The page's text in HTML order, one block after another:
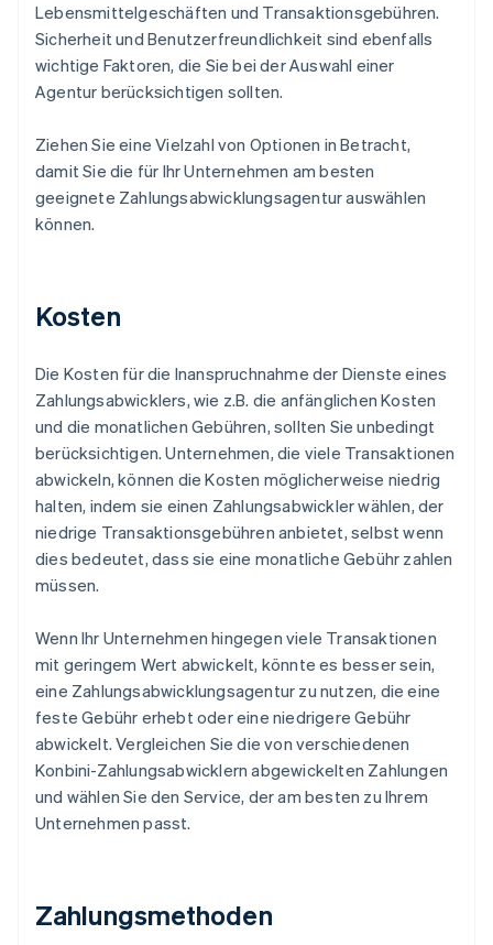
Lebensmittelgeschäften und Transaktionsgebühren.
Sicherheit und Benutzerfreundlichkeit sind ebenfalls
wichtige Faktoren, die Sie bei der Auswahl einer
Agentur berücksichtigen sollten.
Ziehen Sie eine Vielzahl von Optionen in Betracht,
damit Sie die für Ihr Unternehmen am besten
geeignete Zahlungsabwicklungsagentur auswählen
können.
Kosten
Die Kosten für die Inanspruchnahme der Dienste eines
Zahlungsabwicklers, wie z.B. die anfänglichen Kosten
und die monatlichen Gebühren, sollten Sie unbedingt
berücksichtigen. Unternehmen, die viele Transaktionen
abwickeln, können die Kosten möglicherweise niedrig
halten, indem sie einen Zahlungsabwickler wählen, der
niedrige Transaktionsgebühren anbietet, selbst wenn
dies bedeutet, dass sie eine monatliche Gebühr zahlen
müssen.
Wenn Ihr Unternehmen hingegen viele Transaktionen
mit geringem Wert abwickelt, könnte es besser sein,
eine Zahlungsabwicklungsagentur zu nutzen, die eine
feste Gebühr erhebt oder eine niedrigere Gebühr
abwickelt. Vergleichen Sie die von verschiedenen
Konbini-Zahlungsabwicklern abgewickelten Zahlungen
und wählen Sie den Service, der am besten zu Ihrem
Unternehmen passt.
Zahlungsmethoden